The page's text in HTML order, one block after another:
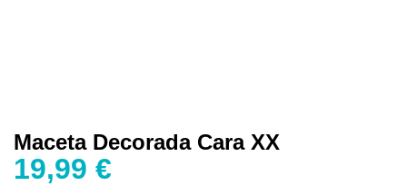
Maceta Decorada Cara XX
19,99 €